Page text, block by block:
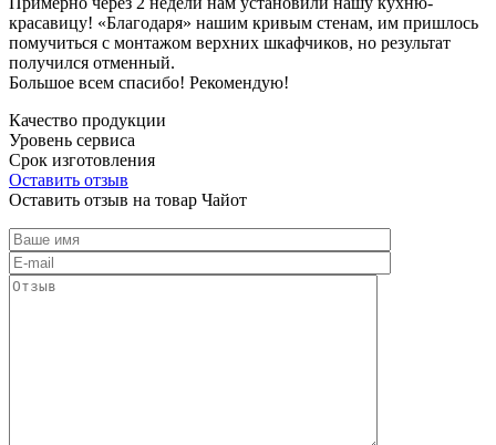
красавицу! «Благодаря» нашим кривым стенам, им пришлось
помучиться с монтажом верхних шкафчиков, но результат
получился отменный.
Большое всем спасибо! Рекомендую!
Качество продукции
Уровень сервиса
Срок изготовления
Оставить отзыв
Оставить отзыв на товар Чайот